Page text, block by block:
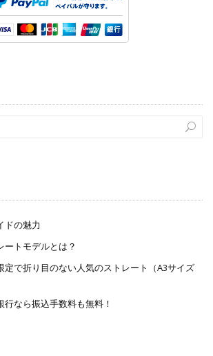
ドの魅力
ートモデルとは？
定で折り目のない人気のストレート（A3サイズ
行なら振込手数料も無料！